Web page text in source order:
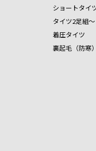
ショートタイ
タイツ2足組～
着圧タイツ
裏起毛（防寒